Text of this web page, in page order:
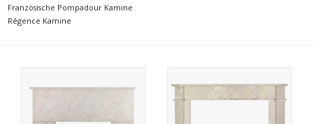
Französische Pompadour Kamine
Régence Kamine